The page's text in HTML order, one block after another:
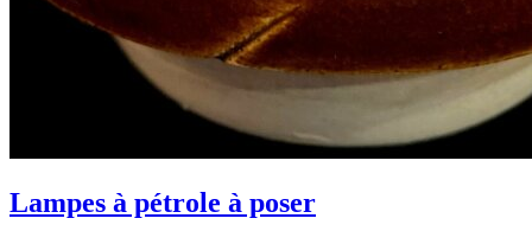
Lampes à pétrole à poser